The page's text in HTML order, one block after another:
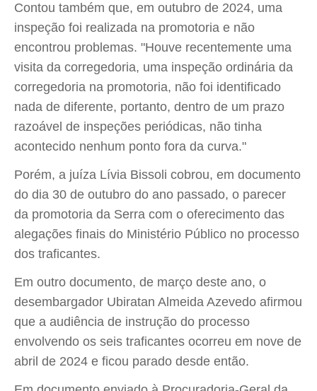
Contou também que, em outubro de 2024, uma
inspeção foi realizada na promotoria e não
encontrou problemas. "Houve recentemente uma
visita da corregedoria, uma inspeção ordinária da
corregedoria na promotoria, não foi identificado
nada de diferente, portanto, dentro de um prazo
razoável de inspeções periódicas, não tinha
acontecido nenhum ponto fora da curva."
Porém, a juíza Lívia Bissoli cobrou, em documento
do dia 30 de outubro do ano passado, o parecer
da promotoria da Serra com o oferecimento das
alegações finais do Ministério Público no processo
dos traficantes.
Em outro documento, de março deste ano, o
desembargador Ubiratan Almeida Azevedo afirmou
que a audiência de instrução do processo
envolvendo os seis traficantes ocorreu em nove de
abril de 2024 e ficou parado desde então.